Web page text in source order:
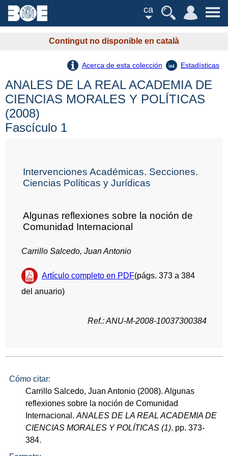
ca
Contingut no disponible en català
Acerca de esta colección Estadísticas
ANALES DE LA REAL ACADEMIA DE
CIENCIAS MORALES Y POLÍTICAS
(2008)
Fascículo 1
Intervenciones Académicas. Secciones.
Ciencias Políticas y Jurídicas
Algunas reflexiones sobre la noción de
Comunidad Internacional
Carrillo Salcedo, Juan Antonio
Artículo completo en PDF(págs. 373 a 384
del anuario)
Ref.: ANU-M-2008-10037300384
Cómo citar:
Carrillo Salcedo, Juan Antonio (2008). Algunas
reflexiones sobre la noción de Comunidad
Internacional.ANALES DE LA REAL ACADEMIA DE
CIENCIAS MORALES Y POLÍTICAS (1). pp. 373-
384.